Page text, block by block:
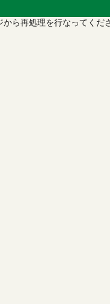
から再処理を行なってくだ